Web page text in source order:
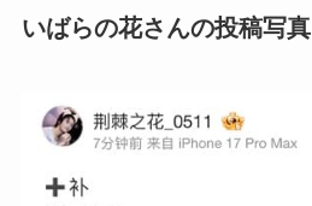
いばらの花さんの投稿写真